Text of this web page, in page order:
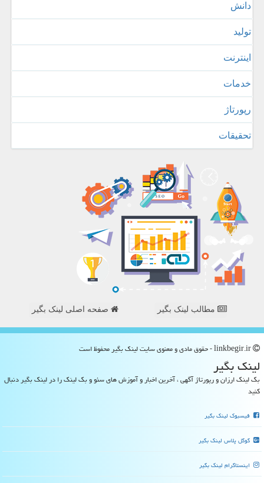
دانش
تولید
اینترنت
خدمات
رپورتاژ
تحقیقات
مطالب لینک بگیر صفحه اصلی لینک بگیر
لینك بگیر
بک لینک ارزان و رپورتاژ آگهی ، آخرین اخبار و آموزش های سئو و بک لینک را در لینک بگیر دنبال
کنید
فیسبوک لینک بگیر
گوگل پلاس لینک بگیر
اینستاگرام لینک بگیر